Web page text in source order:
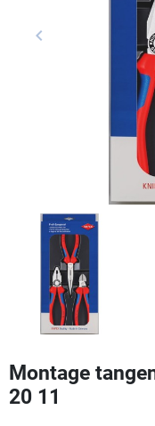
Vorige
keyboard_arrow_left
Montage
20 11